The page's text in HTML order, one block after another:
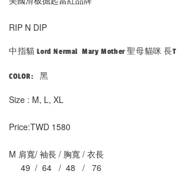
RIP N DIP
中指貓 Lord Nermal Mary Mother 聖母貓咪 長T
COLOR: 黑
Size : M, L, XL
Price:TWD 1580
M 肩寬/ 袖長 / 胸寬 / 衣長
49  /  64   /  48   /   76